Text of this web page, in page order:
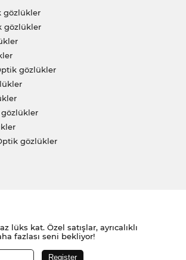
gözlükler
gözlükler
gözlükler
gözlükler
gözlükler
lüks kat. Özel satışlar, ayrıcalıklı
fazlası seni bekliyor!